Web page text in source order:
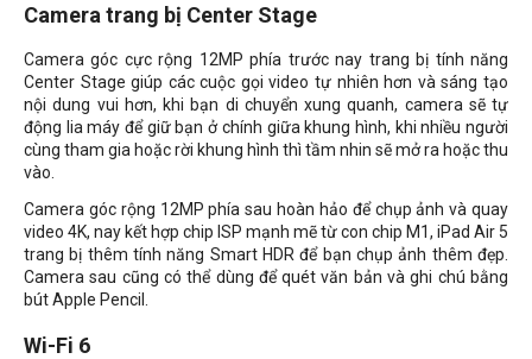
Camera trang bị Center Stage
Camera góc cực rộng 12MP phía trước nay trang bị tính năng
Center Stage giúp các cuộc gọi video tự nhiên hơn và sáng tạo
nội dung vui hơn, khi bạn di chuyển xung quanh, camera sẽ tự
động lia máy để giữ bạn ở chính giữa khung hình, khi nhiều người
cùng tham gia hoặc rời khung hình thì tầm nhin sẽ mở ra hoặc thu
vào.
Camera góc rộng 12MP phía sau hoàn hảo để chụp ảnh và quay
video 4K, nay kết hợp chip ISP mạnh mẽ từ con chip M1, iPad Air 5
trang bị thêm tính năng Smart HDR để bạn chụp ảnh thêm đẹp.
Camera sau cũng có thể dùng để quét văn bản và ghi chú bằng
bút Apple Pencil.
Wi-Fi 6